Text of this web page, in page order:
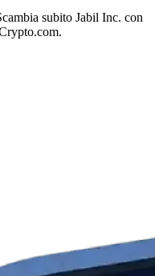
subito Jabil Inc. con